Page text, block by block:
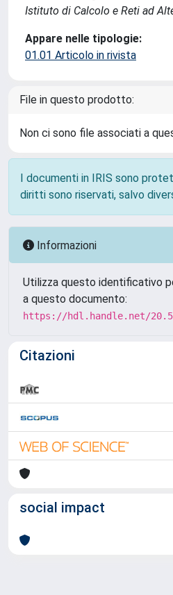
Istituto di Calcolo e Reti ad
Appare nelle tipologie:
01.01 Articolo in rivista
File in questo prodotto:
Non ci sono file associati a
I documenti in IRIS sono
diritti sono riservati, salvo
Informazioni
Utilizza questo identificativo
a questo documento:
https://hdl.handle.net/
Citazioni
social impact